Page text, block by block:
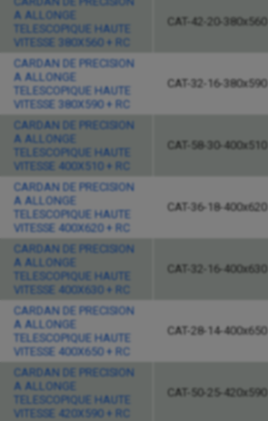
A ALLONGE
TELESCOPIQUE HAUTE
VITESSE 380X560 + RC
CAT-42-20-380x560
CARDAN DE PRECISION
A ALLONGE
TELESCOPIQUE HAUTE
VITESSE 380X590 + RC
CAT-32-16-380x590
CARDAN DE PRECISION
A ALLONGE
TELESCOPIQUE HAUTE
VITESSE 400X510 + RC
CAT-58-30-400x510
CARDAN DE PRECISION
A ALLONGE
TELESCOPIQUE HAUTE
VITESSE 400X620 + RC
CAT-36-18-400x620
CARDAN DE PRECISION
A ALLONGE
TELESCOPIQUE HAUTE
VITESSE 400X630 + RC
CAT-32-16-400x630
CARDAN DE PRECISION
A ALLONGE
TELESCOPIQUE HAUTE
VITESSE 400X650 + RC
CAT-28-14-400x650
CARDAN DE PRECISION
A ALLONGE
TELESCOPIQUE HAUTE
VITESSE 420X590 + RC
CAT-50-25-420x590